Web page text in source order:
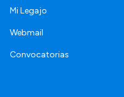
Mi Legajo
Webmail
Convocatorias